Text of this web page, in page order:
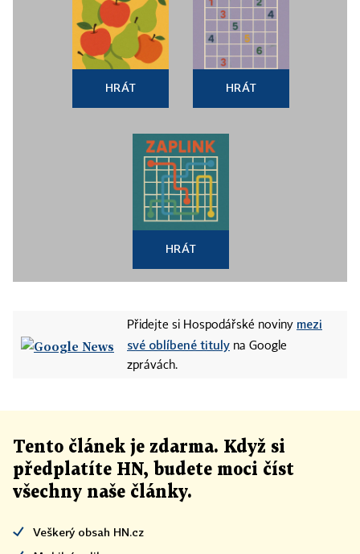
HRÁT HRÁT
HRÁT
Přidejte si Hospodářské noviny mezi
své oblíbené tituly na Google
zprávách.
Tento článek je zdarma. Když si
předplatíte HN, budete moci číst
všechny naše články.
Veškerý obsah HN.cz